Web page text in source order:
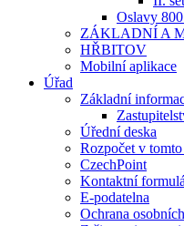
Oslavy
ZÁKLADNÍ A
HŘBITOV
Mobilní aplikace
Úřad
Základní
Úřední deska
Rozpočet v
CzechPoint
Kontaktní
E-podatelna
Ochrana